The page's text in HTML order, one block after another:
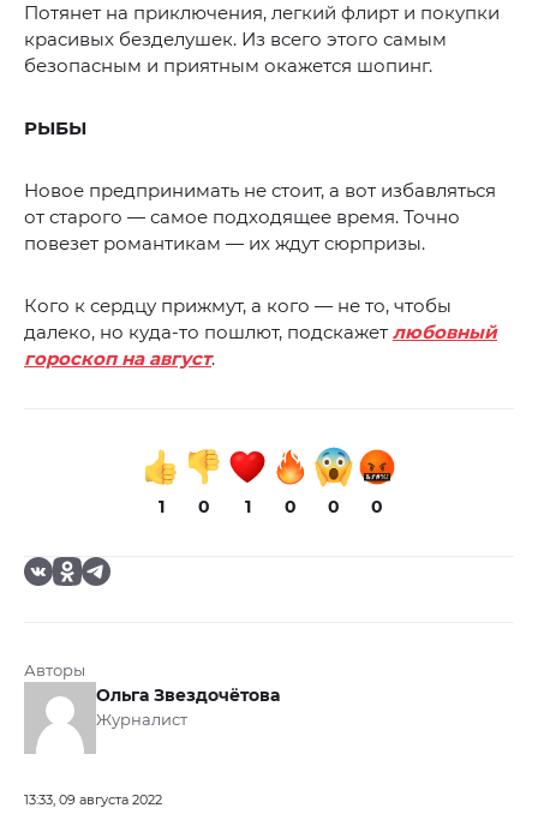
Потянет на приключения, легкий флирт и покупки
красивых безделушек. Из всего этого самым
безопасным и приятным окажется шопинг.
РЫБЫ
Новое предпринимать не стоит, а вот избавляться
от старого — самое подходящее время. Точно
повезет романтикам — их ждут сюрпризы.
Кого к сердцу прижмут, а кого — не то, чтобы
далеко, но куда-то пошлют, подскажет любовный
гороскоп на август.
1 0 1 0 0 0
Авторы
Ольга Звездочётова
Журналист
13:33, 09 августа 2022